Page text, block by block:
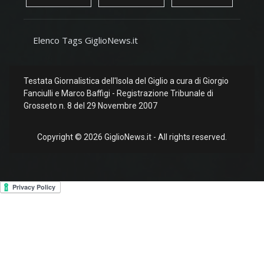
Elenco Tags GiglioNews.it
Testata Giornalistica dell'Isola del Giglio a cura di Giorgio
Fanciulli e Marco Baffigi - Registrazione Tribunale di
Grosseto n. 8 del 29 Novembre 2007
Copyright © 2026 GiglioNews.it - All rights reserved.